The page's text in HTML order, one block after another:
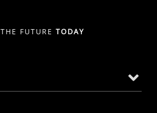
THE FUTURE TODAY